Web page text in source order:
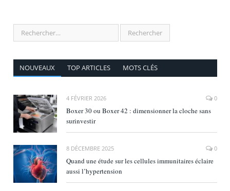
NOUVEAUX TOP ARTICLES MOTS CLÉS
4 FÉVRIER 2026 0
Boxer 30 ou Boxer 42 : dimensionner la cloche sans
surinvestir
8 DÉCEMBRE 2025 0
Quand une étude sur les cellules immunitaires éclaire
aussi l’hypertension